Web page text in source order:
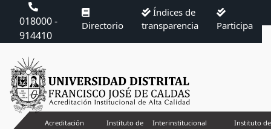
018000 -
914410
Directorio
Índices de
transparencia
Participa
Acreditación
Instituto de
Interinstitucional
Instituto de